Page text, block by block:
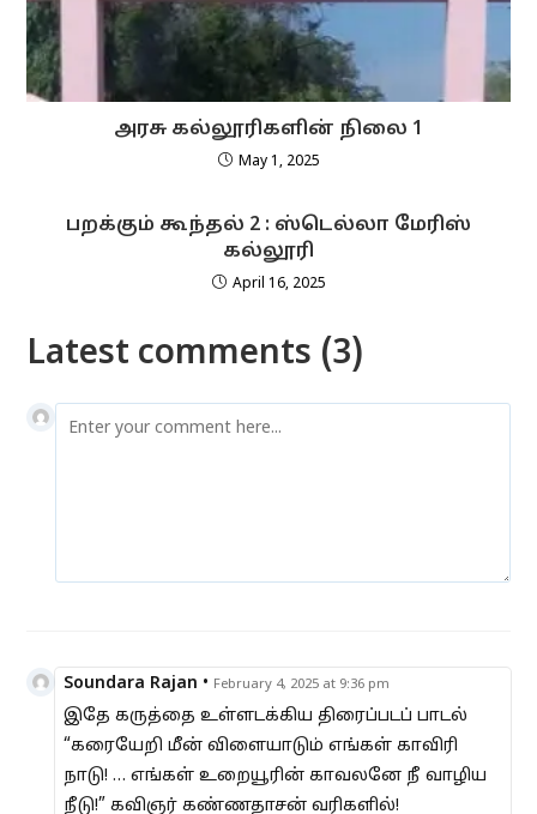
அரசு கல்லூரிகளின் நிலை 1
May 1, 2025
பறக்கும் கூந்தல் 2 : ஸ்டெல்லா மேரிஸ்
கல்லூரி
April 16, 2025
Latest comments (3)
Soundara Rajan • February 4, 2025 at 9:36 pm
இதே கருத்தை உள்ளடக்கிய திரைப்படப் பாடல்
“கரையேறி மீன் விளையாடும் எங்கள் காவிரி
நாடு! … எங்கள் உறையூரின் காவலனே நீ வாழிய
நீடு!” கவிஞர் கண்ணதாசன் வரிகளில்!